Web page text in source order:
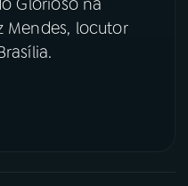
XMendes, locutor